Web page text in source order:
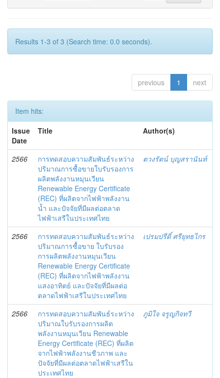
Results 1-3 of 3 (Search time: 0.0 seconds).
previous 1 next
Item hits:
Issue
Date
Title Author(s)
2566
การทดสอบความสัมพันธ์ระหว่าง
ปริมาณการซื้อขายใบรับรองการ
ผลิตพลังงานหมุนเวียน
Renewable Energy Certificate
(REC) ที่ผลิตจากไฟฟ้าพลังงาน
น้ำ และปัจจัยที่มีผลต่อตลาด
ไฟฟ้าเสรีในประเทศไทย
ตวงรัตน์ บุญสรานันท์
2566
การทดสอบความสัมพันธ์ระหว่าง
ปริมาณการซื้อขาย ใบรับรอง
การผลิตพลังงานหมุนเวียน
Renewable Energy Certificate
(REC) ที่ผลิตจากไฟฟ้าพลังงาน
แสงอาทิตย์ และปัจจัยที่มีผลต่อ
ตลาดไฟฟ้าเสรีในประเทศไทย
เปรมปรีดิ์ ศรียุทธไกร
2566
การทดสอบความสัมพันธ์ระหว่าง
ปริมาณใบรับรองการผลิต
พลังงานหมุนเวียน Renewable
Energy Certificate (REC) ที่ผลิต
จากไฟฟ้าพลังงานชีวภาพ และ
ปัจจัยที่มีผลต่อตลาดไฟฟ้าเสรีใน
ประเทศไทย
ภูมิใจ จรูญกิจทวี